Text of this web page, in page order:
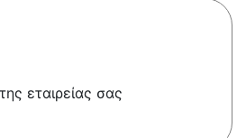
εταιρείας σας